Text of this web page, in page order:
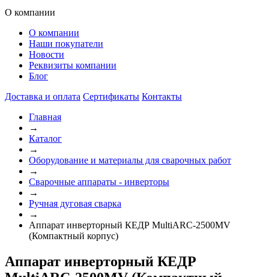
О компании
О компании
Наши покупатели
Новости
Реквизиты компании
Блог
Доставка и оплата Сертификаты Контакты
Главная
→
Каталог
→
Оборудование и материалы для сварочных работ
→
Сварочные аппараты - инверторы
→
Ручная дуговая сварка
→
Аппарат инверторный КЕДР MultiARC-2500MV
(Компактный корпус)
Аппарат инверторный КЕДР